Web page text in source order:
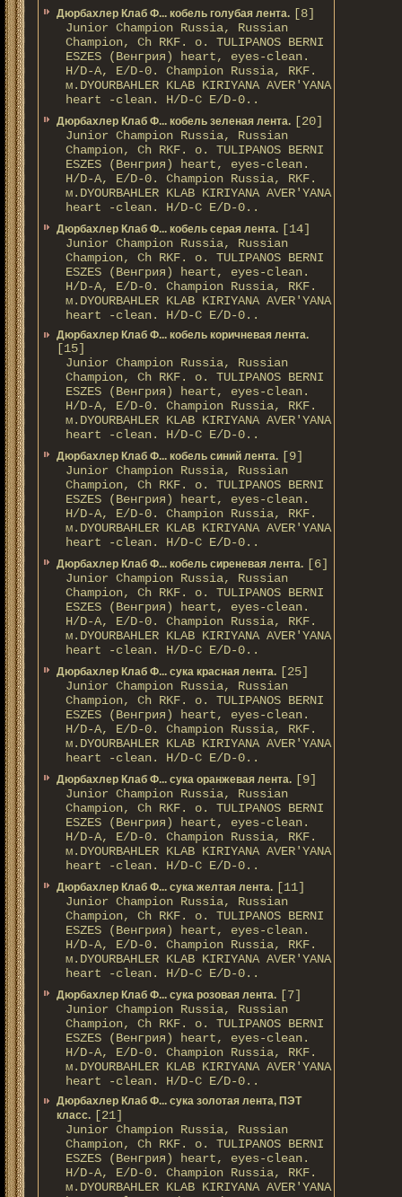
Дюрбахлер Клаб Ф... кобель голубая лента. [8]
Junior Champion Russia, Russian
Champion, Ch RKF. о. TULIPANOS BERNI
ESZES (Венгрия) heart, eyes-clean.
H/D-A, E/D-0. Champion Russia, RKF.
м.DYOURBAHLER KLAB KIRIYANA AVER'YANA
heart -clean. H/D-С E/D-0..
Дюрбахлер Клаб Ф... кобель зеленая лента. [20]
Junior Champion Russia, Russian
Champion, Ch RKF. о. TULIPANOS BERNI
ESZES (Венгрия) heart, eyes-clean.
H/D-A, E/D-0. Champion Russia, RKF.
м.DYOURBAHLER KLAB KIRIYANA AVER'YANA
heart -clean. H/D-С E/D-0..
Дюрбахлер Клаб Ф... кобель серая лента. [14]
Junior Champion Russia, Russian
Champion, Ch RKF. о. TULIPANOS BERNI
ESZES (Венгрия) heart, eyes-clean.
H/D-A, E/D-0. Champion Russia, RKF.
м.DYOURBAHLER KLAB KIRIYANA AVER'YANA
heart -clean. H/D-С E/D-0..
Дюрбахлер Клаб Ф... кобель коричневая лента.
[15]
Junior Champion Russia, Russian
Champion, Ch RKF. о. TULIPANOS BERNI
ESZES (Венгрия) heart, eyes-clean.
H/D-A, E/D-0. Champion Russia, RKF.
м.DYOURBAHLER KLAB KIRIYANA AVER'YANA
heart -clean. H/D-С E/D-0..
Дюрбахлер Клаб Ф... кобель синий лента. [9]
Junior Champion Russia, Russian
Champion, Ch RKF. о. TULIPANOS BERNI
ESZES (Венгрия) heart, eyes-clean.
H/D-A, E/D-0. Champion Russia, RKF.
м.DYOURBAHLER KLAB KIRIYANA AVER'YANA
heart -clean. H/D-С E/D-0..
Дюрбахлер Клаб Ф... кобель сиреневая лента. [6]
Junior Champion Russia, Russian
Champion, Ch RKF. о. TULIPANOS BERNI
ESZES (Венгрия) heart, eyes-clean.
H/D-A, E/D-0. Champion Russia, RKF.
м.DYOURBAHLER KLAB KIRIYANA AVER'YANA
heart -clean. H/D-С E/D-0..
Дюрбахлер Клаб Ф... сука красная лента. [25]
Junior Champion Russia, Russian
Champion, Ch RKF. о. TULIPANOS BERNI
ESZES (Венгрия) heart, eyes-clean.
H/D-A, E/D-0. Champion Russia, RKF.
м.DYOURBAHLER KLAB KIRIYANA AVER'YANA
heart -clean. H/D-С E/D-0..
Дюрбахлер Клаб Ф... сука оранжевая лента. [9]
Junior Champion Russia, Russian
Champion, Ch RKF. о. TULIPANOS BERNI
ESZES (Венгрия) heart, eyes-clean.
H/D-A, E/D-0. Champion Russia, RKF.
м.DYOURBAHLER KLAB KIRIYANA AVER'YANA
heart -clean. H/D-С E/D-0..
Дюрбахлер Клаб Ф... сука желтая лента. [11]
Junior Champion Russia, Russian
Champion, Ch RKF. о. TULIPANOS BERNI
ESZES (Венгрия) heart, eyes-clean.
H/D-A, E/D-0. Champion Russia, RKF.
м.DYOURBAHLER KLAB KIRIYANA AVER'YANA
heart -clean. H/D-С E/D-0..
Дюрбахлер Клаб Ф... сука розовая лента. [7]
Junior Champion Russia, Russian
Champion, Ch RKF. о. TULIPANOS BERNI
ESZES (Венгрия) heart, eyes-clean.
H/D-A, E/D-0. Champion Russia, RKF.
м.DYOURBAHLER KLAB KIRIYANA AVER'YANA
heart -clean. H/D-С E/D-0..
Дюрбахлер Клаб Ф... сука золотая лента, ПЭТ
класс. [21]
Junior Champion Russia, Russian
Champion, Ch RKF. о. TULIPANOS BERNI
ESZES (Венгрия) heart, eyes-clean.
H/D-A, E/D-0. Champion Russia, RKF.
м.DYOURBAHLER KLAB KIRIYANA AVER'YANA